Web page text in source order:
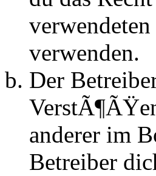
verwenden.
Der
anderer im
Betreiber